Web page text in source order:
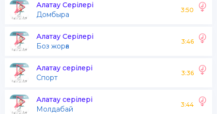
Алатау Серілері
Домбыра
3:50
Алатау Серілері
Боз жорға
3:46
Алатау серілері
Спорт
3:36
Алатау серілері
Молдабай
3:44